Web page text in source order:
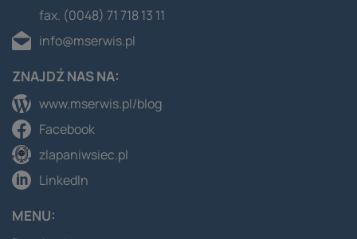
MENU:
ZNAJDŹ NAS NA:
www.mserwis.pl/blog
Facebook
zlapaniwsiec.pl
LinkedIn
fax. (0048) 71 718 13 11
info@mserwis.pl